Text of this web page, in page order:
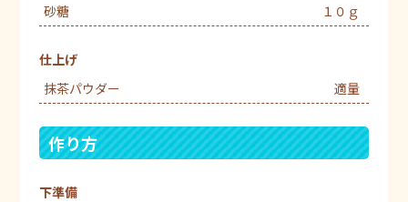
砂糖
１０ｇ
仕上げ
抹茶パウダー
適量
作り方
下準備